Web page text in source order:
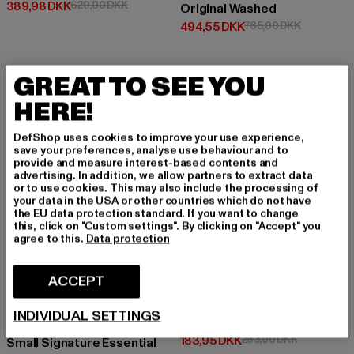
389,98 DKK
Nuværende pris: 389,98 DKK
629,00 DKKKampagnepris: 629,00 DKK
Original Washed
494,55 DKK
Nuværende pris: 494,55 DKK
785,00 DKK
-18%
Small Signature Essential
-35%
183,95 DKK
Nuværende pris: 183,95 DKK
283,00 DKK
GREAT TO SEE YOU
HERE!
DefShop uses cookies to improve your use experience,
save your preferences, analyse use behaviour and to
provide and measure interest-based contents and
advertising. In addition, we allow partners to extract data
or to use cookies. This may also include the processing of
your data in the USA or other countries which do not have
the EU data protection standard. If you want to change
this, click on "Custom settings". By clicking on "Accept" you
agree to this. Data protection
ACCEPT
INDIVIDUAL SETTINGS